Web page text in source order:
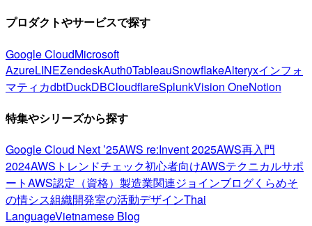
プロダクトやサービスで探す
Google CloudMicrosoft
AzureLINEZendeskAuth0TableauSnowflakeAlteryxインフォ
マティカdbtDuckDBCloudflareSplunkVision OneNotion
特集やシリーズから探す
Google Cloud Next ’25AWS re:Invent 2025AWS再入門
2024AWSトレンドチェック初心者向けAWSテクニカルサポ
ートAWS認定（資格） 製造業関連ジョインブログくらめそ
の情シス組織開発室の活動デザインThai
LanguageVietnamese Blog